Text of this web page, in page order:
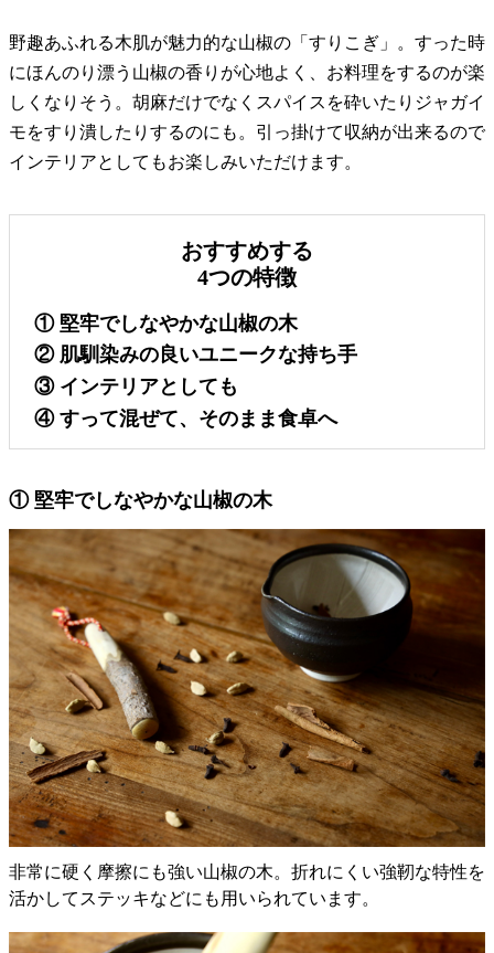
野趣あふれる木肌が魅力的な山椒の「すりこぎ」。すった時
にほんのり漂う山椒の香りが心地よく、お料理をするのが楽
しくなりそう。胡麻だけでなくスパイスを砕いたりジャガイ
モをすり潰したりするのにも。引っ掛けて収納が出来るので
インテリアとしてもお楽しみいただけます。
おすすめする
4つの特徴
① 堅牢でしなやかな山椒の木
② 肌馴染みの良いユニークな持ち手
③ インテリアとしても
④ すって混ぜて、そのまま食卓へ
① 堅牢でしなやかな山椒の木
非常に硬く摩擦にも強い山椒の木。折れにくい強靭な特性を
活かしてステッキなどにも用いられています。